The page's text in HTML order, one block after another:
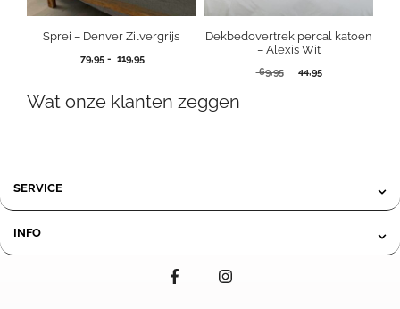
Sprei – Denver Zilvergrijs
79,95 - 119,95Prijsklasse:
119,95
Dekbedovertrek percal katoen
– Alexis Wit
69,95
Oorspronkelijke
44,95Huidige
Wat onze klanten zeggen
SERVICE
INFO